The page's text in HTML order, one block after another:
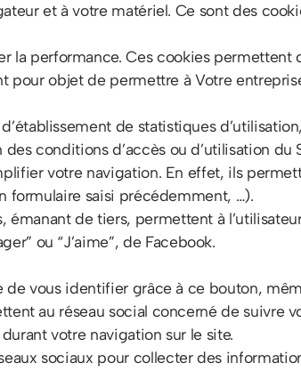
et à votre matériel. Ce sont des
performance. Ces cookies permettent
pour objet de permettre à Votre
de statistiques
conditions d’accès ou d’utilisation du
votre navigation. En effet, ils
formulaire saisi précédemment, …).
de tiers, permettent à
ou “J’aime”, de Facebook.
vous identifier grâce à ce bouton,
au réseau social concerné de suivre
votre navigation sur le site.
sociaux pour collecter des